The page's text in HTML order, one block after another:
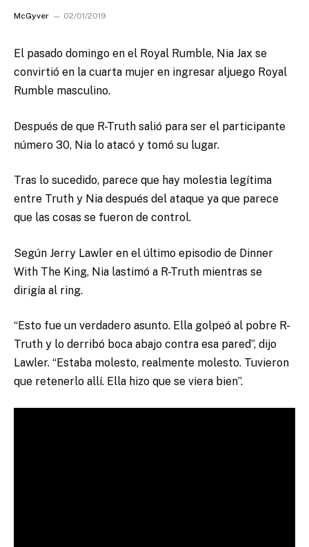
McGyver 02/01/2019
El pasado domingo en el Royal Rumble, Nia Jax se
convirtió en la cuarta mujer en ingresar aljuego Royal
Rumble masculino.
Después de que R-Truth salió para ser el participante
número 30, Nia lo atacó y tomó su lugar.
Tras lo sucedido, parece que hay molestia legítima
entre Truth y Nia después del ataque ya que parece
que las cosas se fueron de control.
Según Jerry Lawler en el último episodio de Dinner
With The King, Nia lastimó a R-Truth mientras se
dirigía al ring.
“Esto fue un verdadero asunto. Ella golpeó al pobre R-
Truth y lo derribó boca abajo contra esa pared”, dijo
Lawler. “Estaba molesto, realmente molesto. Tuvieron
que retenerlo allí. Ella hizo que se viera bien”.